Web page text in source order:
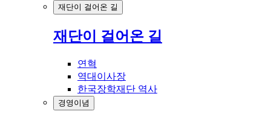
재단이 걸어온 길
재단이 걸어온 길
연혁
역대이사장
한국장학재단 역사
경영이념